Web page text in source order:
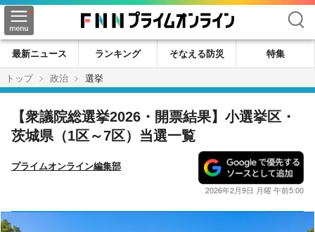
検索
最新ニュース ランキング そなえる防災
特集
トップ
政治 選挙
【衆議院総選挙2026・開票結果】小選挙区・
茨城県（1区～7区）当選一覧
プライムオンライン編集部
2026年2月9日 月曜 午前5:00